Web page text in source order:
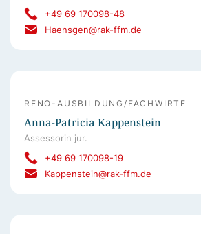
+49 69 170098-48
Haensgen@rak-ffm.de
RENO-AUSBILDUNG/FACHWIRTE
Anna-Patricia Kappenstein
Assessorin jur.
+49 69 170098-19
Kappenstein@rak-ffm.de